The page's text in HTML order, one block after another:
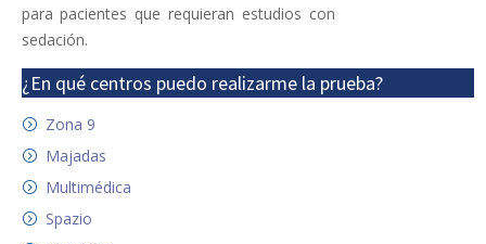
para pacientes que requieran estudios con
sedación.
¿En qué centros puedo realizarme la prueba?
Zona 9
Majadas
Multimédica
Spazio